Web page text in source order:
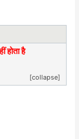
होता है
[collapse]